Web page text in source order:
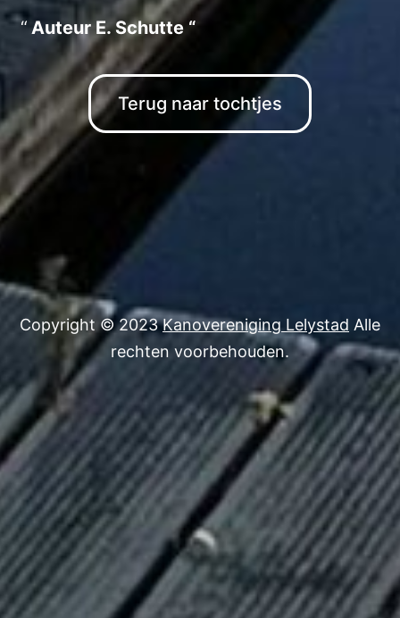
Auteur E. Schutte “
Terug naar tochtjes
Copyright © 2023Kanovereniging Lelystad Alle
rechten voorbehouden.